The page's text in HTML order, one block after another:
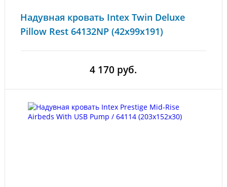
Надувная кровать Intex Twin Deluxe
Pillow Rest 64132NP (42x99x191)
4 170 руб.